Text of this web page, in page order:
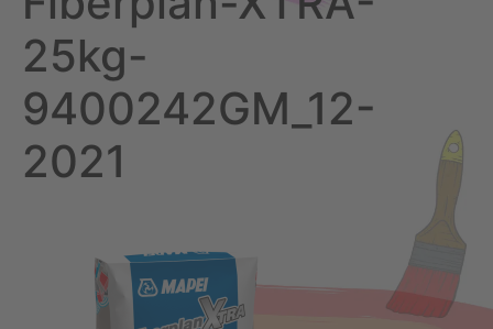
25kg-
9400242GM_12-
2021